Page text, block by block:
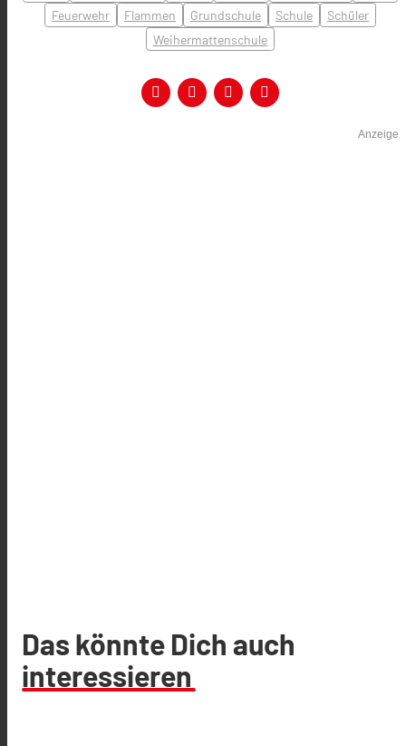
Feuerwehr
Flammen Grundschule Schule
Schüler
Weihermattenschule
Anzeige
Das könnte Dich auch
interessieren